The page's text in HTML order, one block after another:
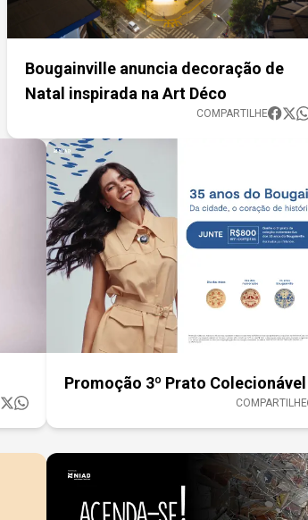
Bougainville anuncia decoração de
Natal inspirada na Art Déco
COMPARTILHE
Promoção 3º Prato Colecionável
COMPARTILHE